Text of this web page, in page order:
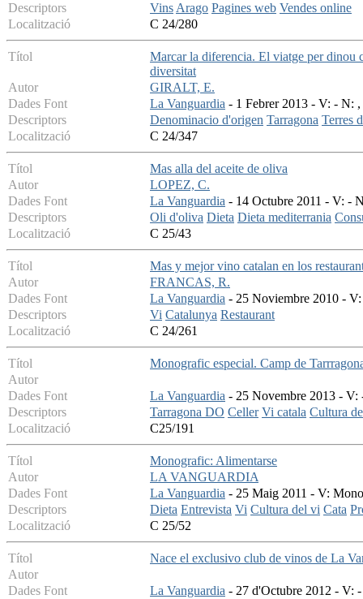
Descriptors
VinsArago Pagines web Vendes online
Localització
C 24/280
Títol
Marcar la diferencia. El viatge per dinou
diversitat
Autor
GIRALT, E.
Dades Font
La Vanguardia - 1 Febrer 2013 - V: - N: ,
Descriptors
Denominacio d'origen Tarragona Terres
Localització
C 24/347
Títol
Mas alla del aceite de oliva
Autor
LOPEZ, C.
Dades Font
La Vanguardia - 14 Octubre 2011 - V: -
Descriptors
Oli d'oliva Dieta Dieta mediterrania
Localització
C 25/43
Títol
Mas y mejor vino catalan en los
Autor
FRANCAS, R.
Dades Font
La Vanguardia - 25 Noviembre 2010 -
Descriptors
Vi Catalunya Restaurant
Localització
C 24/261
Títol
Monografic especial. Camp de
Autor
Dades Font
La Vanguardia - 25 Novembre 2013 - V:
Descriptors
Tarragona DO Celler Vi catala Cultura
Localització
C25/191
Títol
Monografic: Alimentarse
Autor
LA VANGUARDIA
Dades Font
La Vanguardia - 25 Maig 2011 - V:
Descriptors
Dieta Entrevista Vi Cultura del vi Cata
Localització
C 25/52
Títol
Nace el exclusivo club de vinos de La
Autor
Dades Font
La Vanguardia - 27 d'Octubre 2012 - V: